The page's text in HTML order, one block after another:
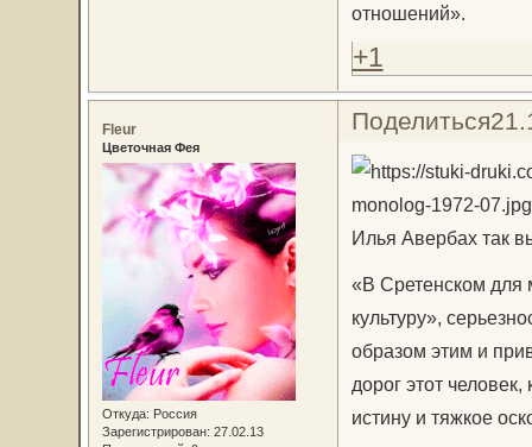
отношений».
+1
Поделиться
Fleur
Цветочная Фея
Откуда: Россия
Зарегистрирован: 27.02.13
Илья Авербах так
«В Сретенском для
культуру»,
образом этим и
дорог этот
истину и тяжкое